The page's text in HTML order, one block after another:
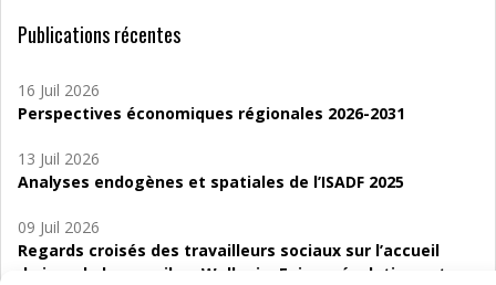
Publications récentes
16 Juil 2026
Perspectives économiques régionales 2026-2031
13 Juil 2026
Analyses endogènes et spatiales de l’ISADF 2025
09 Juil 2026
Regards croisés des travailleurs sociaux sur l’accueil
de jour de bas seuil en Wallonie. Enjeux, évolutions et